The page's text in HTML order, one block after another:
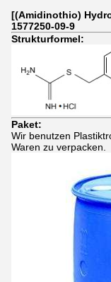
[(Amidinothio)
1577250-09-9
Strukturformel:
Paket:
Wir benutzen
Waren zu verpacken.